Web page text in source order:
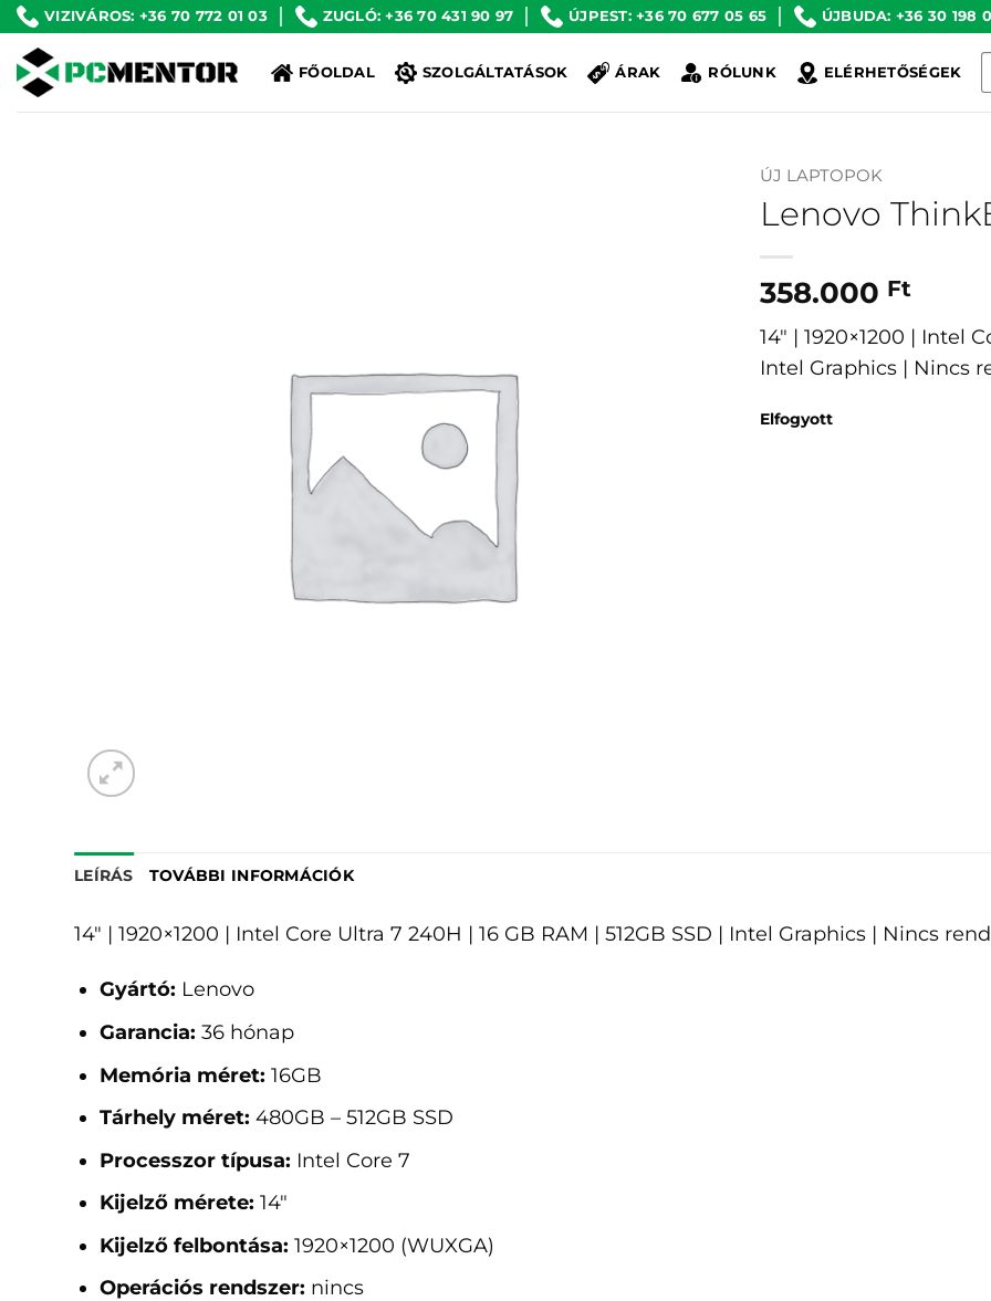
Skip
content
VIZIVÁROS: +36 70 772 01 03 ZUGLÓ: +36 70 431 90 97 ÚJPEST: +36 70 677 05 65 ÚJBUDA: +36 30 198
FŐOLDAL SZOLGÁLTATÁSOK ÁRAK RÓLUNK ELÉRHETŐSÉGEK
ÚJ LAPTOPOK
Lenovo
358.000 Ft
14″ | 1920×1200 | Intel
Intel Graphics | Nincs
Elfogyott
LEÍRÁS TOVÁBBI INFORMÁCIÓK
14" | 1920×1200 | Intel Core Ultra 7 240H | 16 GB RAM | 512GB SSD | Intel Graphics | Nincs
Gyártó: Lenovo
Garancia: 36 hónap
Memória méret: 16GB
Tárhely méret: 480GB – 512GB SSD
Processzor típusa: Intel Core 7
Kijelző mérete: 14"
Kijelző felbontása: 1920×1200 (WUXGA)
Operációs rendszer: nincs